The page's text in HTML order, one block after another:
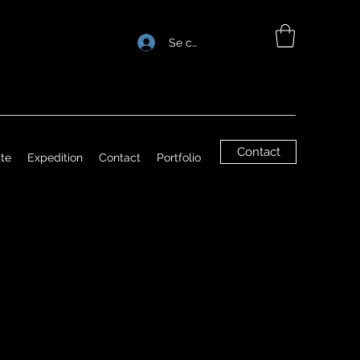
Se connecter
Expedition Contact Portfolio Contact